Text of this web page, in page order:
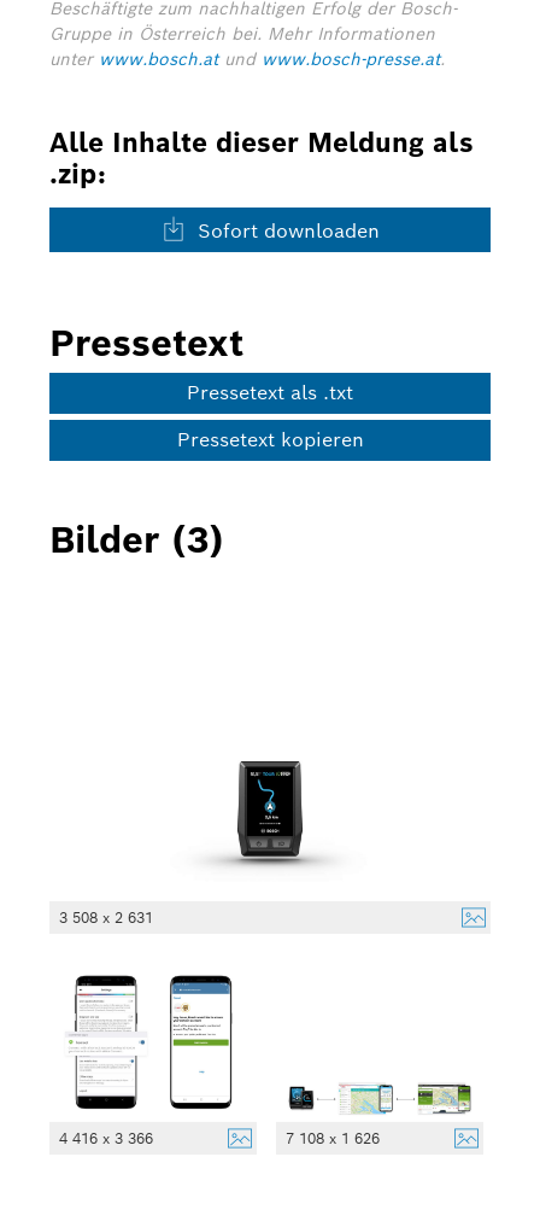
Beschäftigte zum nachhaltigen Erfolg der Bosch-
Gruppe in Österreich bei. Mehr Informationen
unter www.bosch.atund www.bosch-presse.at.
Alle Inhalte dieser Meldung als
.zip:
Sofort downloaden
Pressetext
Pressetext als .txt
Pressetext kopieren
Bilder (3)
3 508 x 2 631
4 416 x 3 366 7 108 x 1 626